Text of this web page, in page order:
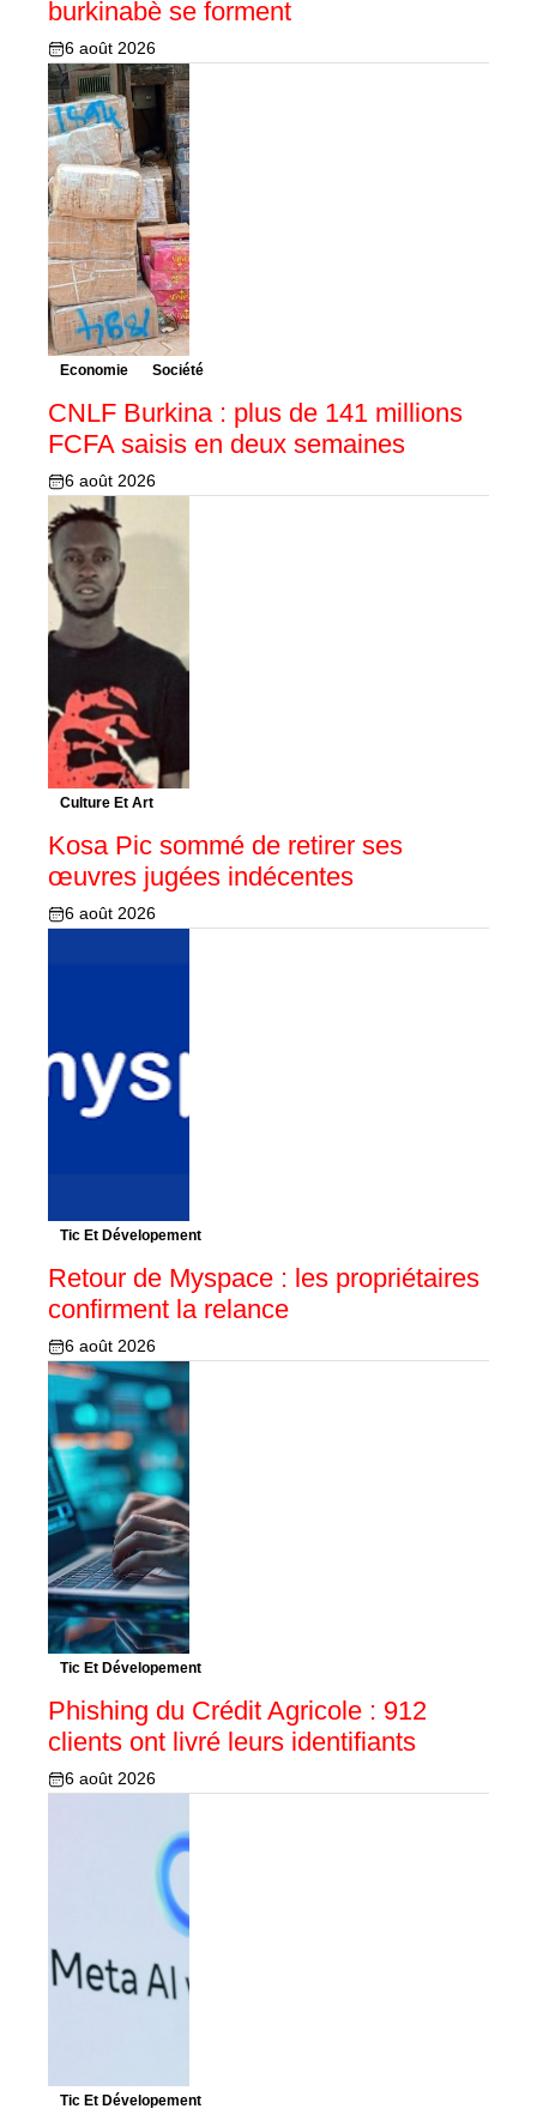
burkinabè se forment
6 août 2026
Economie Société
CNLF Burkina : plus de 141 millions
FCFA saisis en deux semaines
6 août 2026
Culture Et Art
Kosa Pic sommé de retirer ses
œuvres jugées indécentes
6 août 2026
Tic Et Dévelopement
Retour de Myspace : les propriétaires
confirment la relance
6 août 2026
Tic Et Dévelopement
Phishing du Crédit Agricole : 912
clients ont livré leurs identifiants
6 août 2026
Tic Et Dévelopement